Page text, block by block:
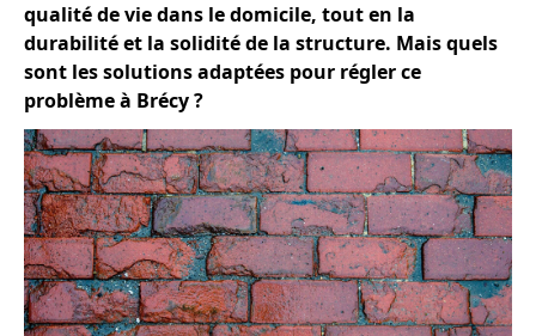
qualité de vie dans le domicile, tout en la
durabilité et la solidité de la structure. Mais quels
sont les solutions adaptées pour régler ce
problème à Brécy ?